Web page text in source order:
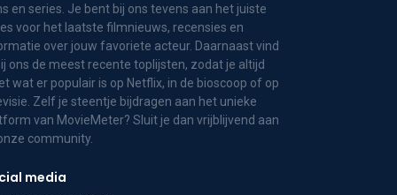
en series. Je bent bij ons tevens aan het juiste
voor het laatste filmnieuws, recensies en
over jouw favoriete acteur. Daarnaast vind
ons de meest recente toplijsten, zodat je altijd
wat er populair is op Netflix, in de bioscoop of op
Zelf je steentje bijdragen aan het unieke
van MovieMeter? Sluit je dan vrijblijvend aan
community.
media